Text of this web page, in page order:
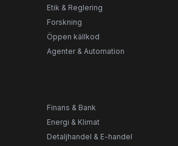
Etik & Reglering
Forskning
Öppen källkod
Agenter & Automation
Finans & Bank
Energi & Klimat
Detaljhandel & E-handel